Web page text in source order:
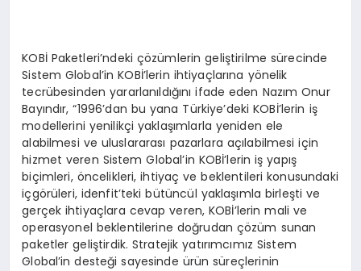
KOBİ Paketleri’ndeki çözümlerin geliştirilme sürecinde
Sistem Global’in KOBİ’lerin ihtiyaçlarına yönelik
tecrübesinden yararlanıldığını ifade eden Nazım Onur
Bayındır, “1996’dan bu yana Türkiye’deki KOBİ’lerin iş
modellerini yenilikçi yaklaşımlarla yeniden ele
alabilmesi ve uluslararası pazarlara açılabilmesi için
hizmet veren Sistem Global’in KOBİ’lerin iş yapış
biçimleri, öncelikleri, ihtiyaç ve beklentileri konusundaki
içgörüleri, idenfit’teki bütüncül yaklaşımla birleşti ve
gerçek ihtiyaçlara cevap veren, KOBİ’lerin mali ve
operasyonel beklentilerine doğrudan çözüm sunan
paketler geliştirdik. Stratejik yatırımcımız Sistem
Global’in desteği sayesinde ürün süreçlerinin